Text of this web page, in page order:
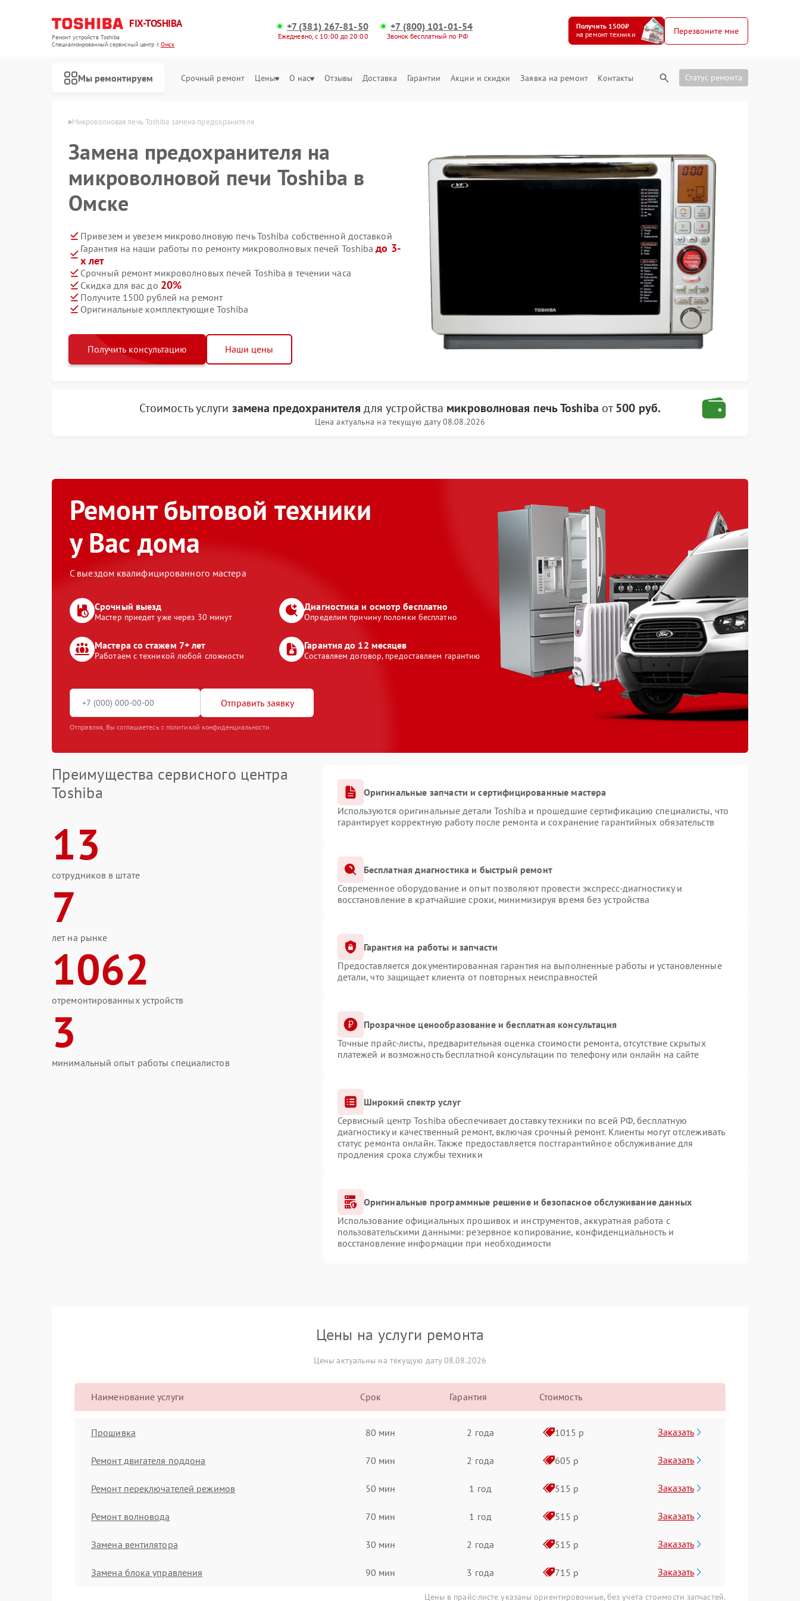
FIX-TOSHIBA
Ремонт устройств Toshiba
Специализированный cервисный центр г.Омск
+7 (381) 267-81-50
Ежедневно, с 10:00 до 20:00
+7 (800) 101-01-54
Звонок бесплатный по РФ
Получить 1500₽
на ремонт техники
Перезвоните мне
Мы ремонтируем Срочный ремонт Цены О нас Отзывы Доставка Гарантии Акции и скидки Заявка на ремонт Контакты Статус ремонта
Микроволновая печь Toshiba замена предохранителя
Замена предохранителя на
микроволновой печи Toshiba в
Омске
Привезем и увезем микроволновую печь Toshiba собственной доставкой
Гарантия на наши работы по ремонту микроволновых печей Toshibaдо 3-
х лет
Срочный ремонт микроволновых печей Toshiba в течении часа
Скидка для вас до 20%
Получите 1500 рублей на ремонт
Оригинальные комплектующие Toshiba
Получить консультацию Наши цены
Стоимость услуги замена предохранителя для устройства микроволновая печь Toshiba от500 руб.
Цена актуальна на текущую дату 08.08.2026
Ремонт бытовой техники
у Вас дома
С выездом квалифицированного мастера
Срочный выезд
Мастер приедет уже через 30 минут
Диагностика и осмотр бесплатно
Определим причину поломки бесплатно
Мастера со стажем 7+ лет
Работаем с техникой любой сложности
Гарантия до 12 месяцев
Составляем договор, предоставляем гарантию
Отправить заявку
Отправляя, Вы соглашаетесь с политикой конфиденциальности
Преимущества сервисного центра
Toshiba
13
сотрудников в штате
7
лет на рынке
1062
отремонтированных устройств
3
минимальный опыт работы специалистов
Оригинальные запчасти и сертифицированные мастера
Используются оригинальные детали Toshiba и прошедшие сертификацию специалисты, что
гарантирует корректную работу после ремонта и сохранение гарантийных обязательств
Бесплатная диагностика и быстрый ремонт
Современное оборудование и опыт позволяют провести экспресс-диагностику и
восстановление в кратчайшие сроки, минимизируя время без устройства
Гарантия на работы и запчасти
Предоставляется документированная гарантия на выполненные работы и установленные
детали, что защищает клиента от повторных неисправностей
Прозрачное ценообразование и бесплатная консультация
Точные прайс-листы, предварительная оценка стоимости ремонта, отсутствие скрытых
платежей и возможность бесплатной консультации по телефону или онлайн на сайте
Широкий спектр услуг
Сервисный центр Toshiba обеспечивает доставку техники по всей РФ, бесплатную
диагностику и качественный ремонт, включая срочный ремонт. Клиенты могут отслеживать
статус ремонта онлайн. Также предоставляется постгарантийное обслуживание для
продления срока службы техники
Оригинальные программные решение и безопасное обслуживание данных
Использование официальных прошивок и инструментов, аккуратная работа с
пользовательскими данными: резервное копирование, конфиденциальность и
восстановление информации при необходимости
Цены на услуги ремонта
Цены актуальны на текущую дату 08.08.2026
Наименование услуги Срок Гарантия Стоимость
Прошивка 80 мин 2 года 1015 р Заказать
Ремонт двигателя поддона 70 мин 2 года 605 р Заказать
Ремонт переключателей режимов 50 мин 1 год 515 р Заказать
Ремонт волновода 70 мин 1 год 515 р Заказать
Замена вентилятора 30 мин 2 года 515 р Заказать
Замена блока управления 90 мин 3 года 715 р Заказать
Цены в прайс-листе указаны ориентировочные, без учета стоимости запчастей.